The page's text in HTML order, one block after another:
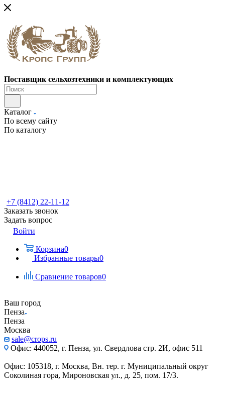
Поставщик сельхозтехники и комплектующих
Каталог
По всему сайту
По каталогу
+7 (8412) 22-11-12
Заказать звонок
Задать вопрос
Войти
Корзина0
Избранные товары0
Сравнение товаров0
Ваш город
Пенза
Пенза
Москва
sale@crops.ru
Офис: 440052, г. Пенза, ул. Свердлова стр. 2И, офис 511
Офис: 105318, г. Москва, Вн. тер. г. Муниципальный округ
Соколиная гора, Мироновская ул., д. 25, пом. 17/3.